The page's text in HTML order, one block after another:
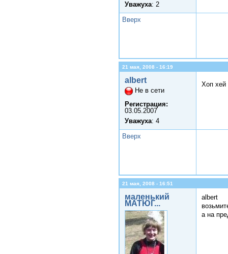
Уважуха: 2
Вверх
21 мая, 2008 - 16:19
albert
Не в сети
Регистрация:
03.05.2007
Уважуха: 4
Хоп хей
Вверх
21 мая, 2008 - 16:51
маленький
МАТЮГ...
albert
а на